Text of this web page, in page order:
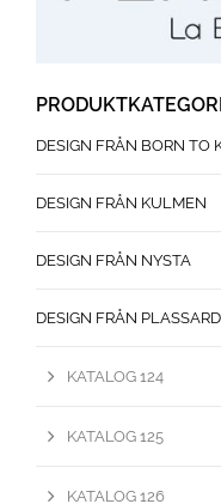
DESIGN FRÅN BORN TO
DESIGN FRÅN KULMEN
DESIGN FRÅN NYSTA
DESIGN FRÅN PLASSARD
KATALOG 124
KATALOG 125
KATALOG 126